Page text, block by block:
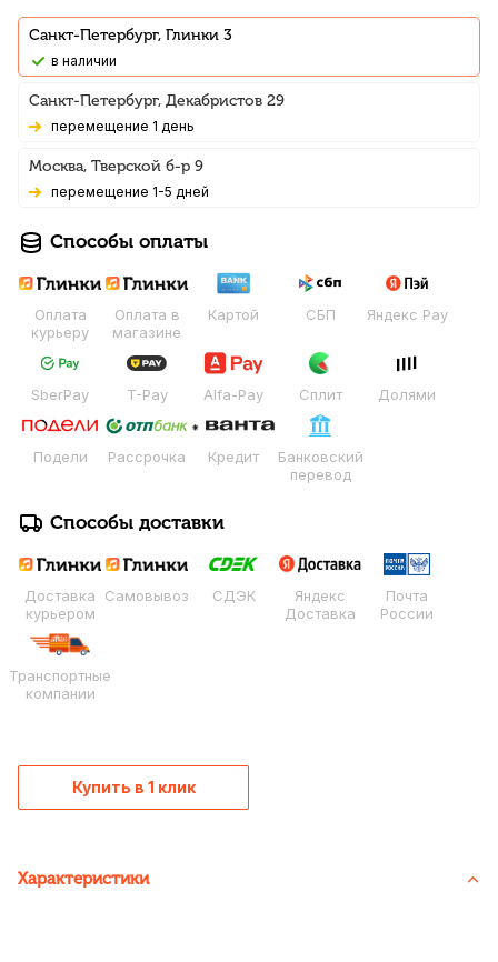
Санкт-Петербург, Глинки 3
В наличии
Санкт-Петербург, Декабристов 29
Перемещение 1 день
Москва, Тверской б-р 9
Перемещение 1-5 дней
Способы оплаты
Оплата
курьеру
Оплата в
магазине
Картой СБП Яндекс Pay
SberPay T-Pay Alfa-Pay Сплит Долями
Подели Рассрочка Кредит
Банковский
перевод
Способы доставки
Доставка
курьером
Самовывоз СДЭК
Яндекс
Доставка
Почта
России
Транспортные
компании
Купить в 1 клик
Характеристики